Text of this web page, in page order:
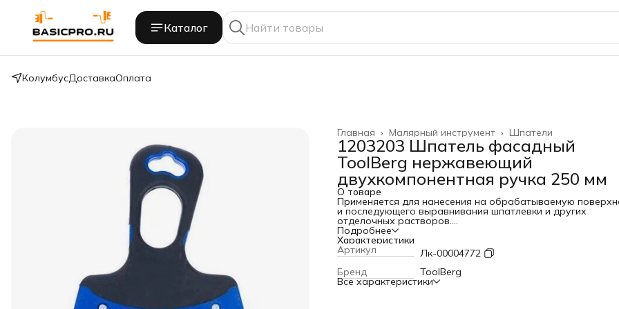
Каталог
КолумбусДоставкаОплата
Шпатели
Малярный инструмент ›
Главная ›
1203203 Шпатель фасадный
ToolBerg нержавеющий
двухкомпонентная ручка 250 мм
О товаре
Применяется для нанесения на обрабатываемую
и последующего выравнивания шпатлевки и других
отделочных растворов.
Профилированное полотно шпателя изготовлено из
нержавеющей стали, прошедшей специальную
обработку. Алюминиевое ребро жесткости предотвращает
искривление рабочего полотна. Профессиональная
двухкомпонентная рукоятка устраняет проскальзывание,
значительно снижает утомляемость и создает
дополнительный комфорт при работе
Подробнее
Характеристики
Артикул
Лк-00004772
Бренд
ToolBerg
Все характеристики